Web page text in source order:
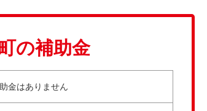
の補助金
金はありません